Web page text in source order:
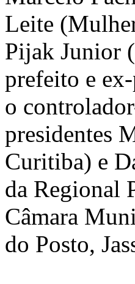
Leite
Pijak Junior
prefeito e
o
presidentes
Curitiba) e
da Regional
Câmara
do Posto,